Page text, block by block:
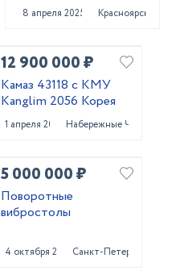
8 апреля 2025 Красноярск
12 900 000 ₽
Камаз 43118 с КМУ
Kanglim 2056 Корея
1 апреля 2025 Набережные Челны
5 000 000 ₽
Поворотные
вибростолы
4 октября 2024Санкт-Петербург